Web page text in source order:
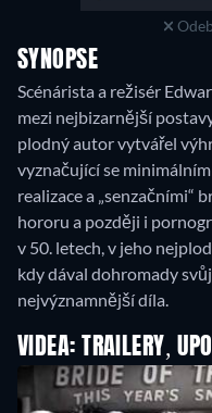
SYNOPSE
Scénárista a režisér
mezi nejbizarnější
plodný autor vytvářel
vyznačující se
realizace a „senzačními“
hororu a později i
v 50. letech, v jeho
kdy dával dohromady
nejvýznamnější díla.
VIDEA: TRAILERY,